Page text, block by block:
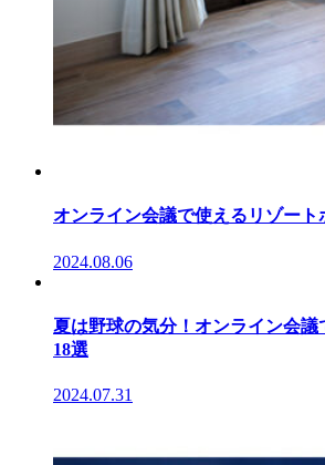
オンライン会議で使えるリゾート
2024.08.06
夏は野球の気分！オンライン会議
18選
2024.07.31